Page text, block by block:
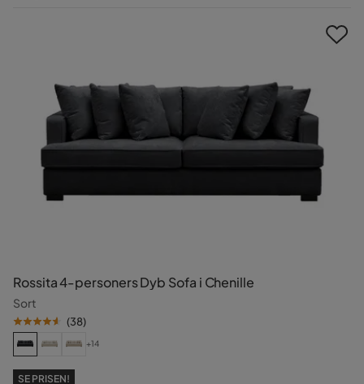
Rossita 4-personers Dyb Sofa i Chenille
Sort
(38)
+14
SE PRISEN!